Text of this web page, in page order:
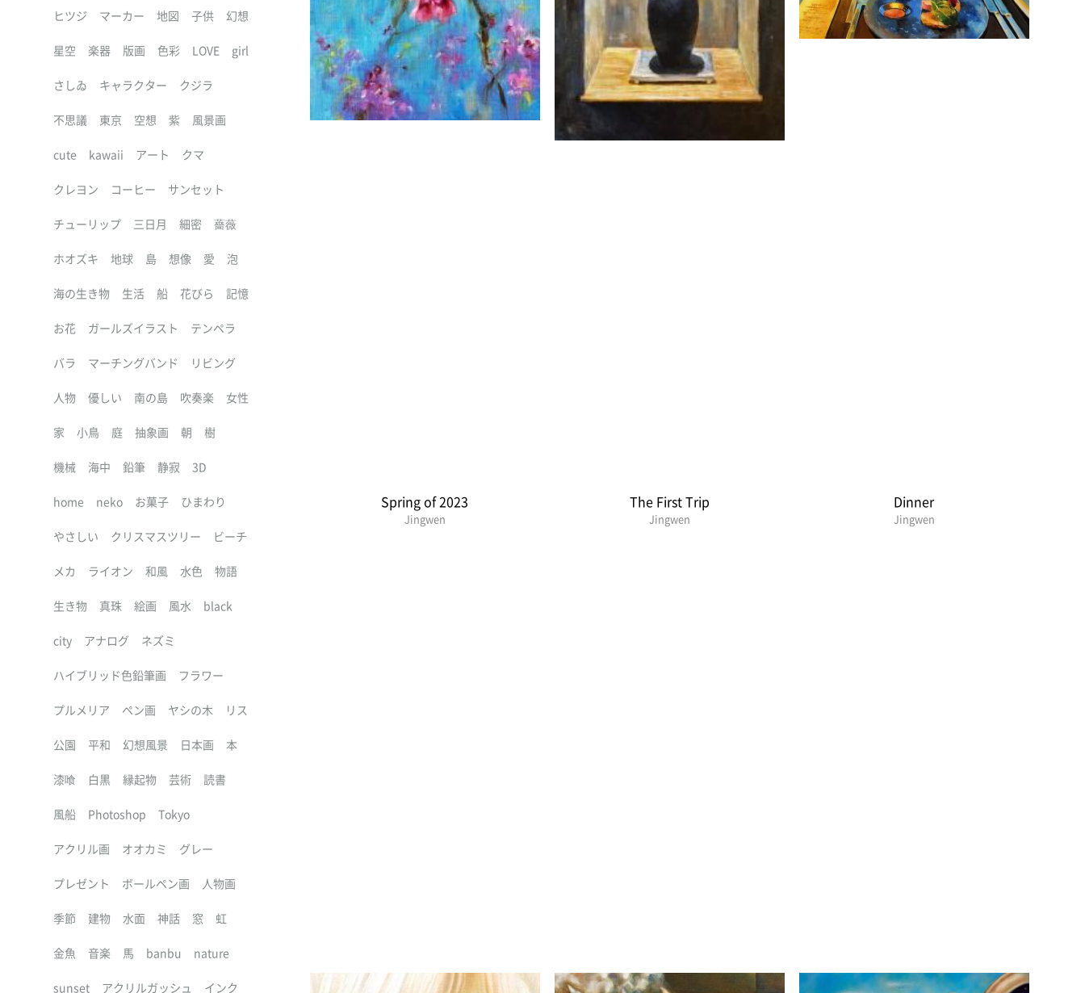
Spring of 2023
Jingwen
The First Trip
Jingwen
Dinner
Jingwen
ヒツジ マーカー 地図 子供 幻想
星空 楽器 版画 色彩 LOVE girl
さしゐ キャラクター クジラ
不思議 東京 空想 紫 風景画
cute kawaii アート クマ
クレヨン コーヒー サンセット
チューリップ 三日月 細密 薔薇
ホオズキ 地球 島 想像 愛 泡
海の生き物 生活 船 花びら 記憶
お花 ガールズイラスト テンペラ
バラ マーチングバンド リビング
人物 優しい 南の島 吹奏楽 女性
家 小鳥 庭 抽象画 朝 樹
機械 海中 鉛筆 静寂 3D
home neko お菓子 ひまわり
やさしい クリスマスツリー ビーチ
メカ ライオン 和風 水色 物語
生き物 真珠 絵画 風水 black
city アナログ ネズミ
ハイブリッド色鉛筆画 フラワー
プルメリア ペン画 ヤシの木 リス
公園 平和 幻想風景 日本画 本
漆喰 白黒 縁起物 芸術 読書
風船 Photoshop Tokyo
アクリル画 オオカミ グレー
プレゼント ボールペン画 人物画
季節 建物 水面 神話 窓 虹
金魚 音楽 馬 banbu nature
sunset アクリルガッシュ インク